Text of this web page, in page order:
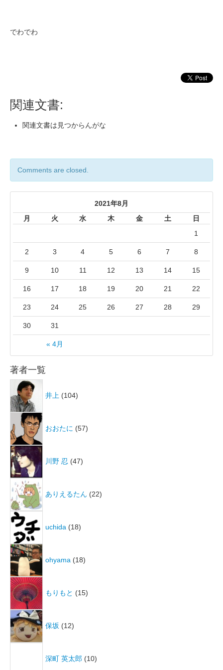
でわでわ
関連文書:
関連文書は見つからんがな
Comments are closed.
2021年8月
月
火 水 木 金 土 日
« 4月
1
2 3 4 5 6 7 8
9 10 11 12 13 14 15
16 17 18 19 20 21 22
23 24 25 26 27 28 29
30 31
著者一覧
井上 (104)
おおたに (57)
川野 忍 (47)
ありえるたん (22)
uchida (18)
ohyama (18)
もりもと (15)
保坂 (12)
深町 英太郎 (10)